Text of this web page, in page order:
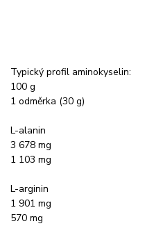
Typický profil aminokyselin:
100 g
1 odměrka (30 g)
L-alanin
3 678 mg
1 103 mg
L-arginin
1 901 mg
570 mg